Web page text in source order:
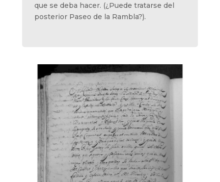
que se deba hacer. (¿Puede tratarse del
posterior Paseo de la Rambla?).